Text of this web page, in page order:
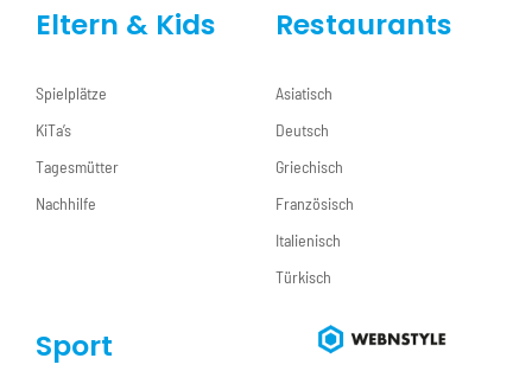
Eltern & Kids
Spielplätze
KiTa’s
Tagesmütter
Nachhilfe
Restaurants
Asiatisch
Deutsch
Griechisch
Französisch
Italienisch
Türkisch
Sport